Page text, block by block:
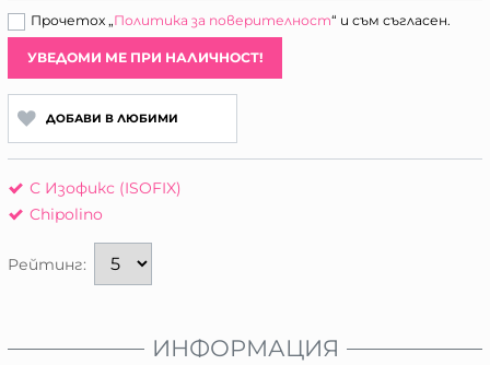
Прочетох „Политика за поверителност“ и съм съгласен.
УВЕДОМИ МЕ ПРИ НАЛИЧНОСТ!
ДОБАВИ В ЛЮБИМИ
С Изофикс (ISOFIX)
Chipolino
Рейтинг:
ИНФОРМАЦИЯ